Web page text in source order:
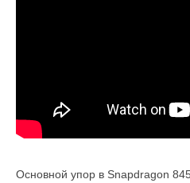
Основной упор в Snapdragon